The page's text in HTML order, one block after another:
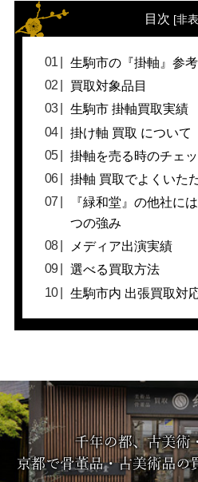
目次 [非
生駒市の『掛軸』参
買取対象品目
生駒市 掛軸買取実績
掛け軸 買取 について
掛軸を売る時のチェ
掛軸 買取でよくいた
『緑和堂』の他社に
つの強み
メディア出演実績
選べる買取方法
生駒市内 出張買取対